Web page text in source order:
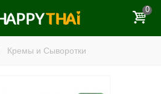
0
Кремы и Сыворотки